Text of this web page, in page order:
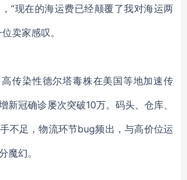
“现在的海运费已经颠覆了我对海运两
卖家感叹。
高传染性德尔塔毒株在美国等地加速传
新冠确诊屡次突破10万。码头、仓库、
不足，物流环节bug频出，与高价位运
魔幻。